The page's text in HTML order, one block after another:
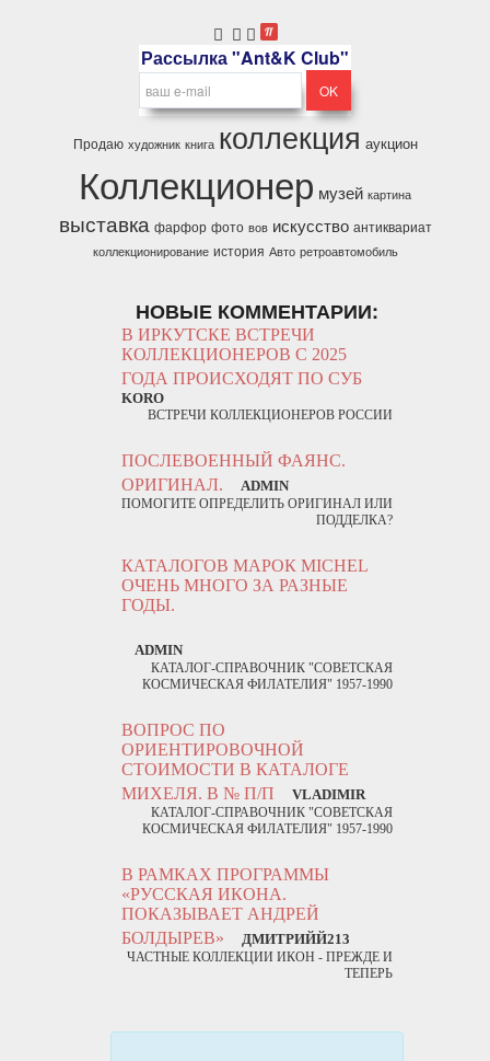
Рассылка "Ant&K Club"
Продаю художник книга коллекция аукцион
Коллекционер музей картина
выставка фарфор фото вов искусство антиквариат
коллекционирование история Авто ретроавтомобиль
НОВЫЕ КОММЕНТАРИИ:
В ИРКУТСКЕ ВСТРЕЧИ
КОЛЛЕКЦИОНЕРОВ С 2025
ГОДА ПРОИСХОДЯТ ПО СУБ
KORO
ВСТРЕЧИ КОЛЛЕКЦИОНЕРОВ РОССИИ
ПОСЛЕВОЕННЫЙ ФАЯНС.
ОРИГИНАЛ.
ADMIN
ПОМОГИТЕ ОПРЕДЕЛИТЬ ОРИГИНАЛ ИЛИ
ПОДДЕЛКА?
КАТАЛОГОВ МАРОК MICHEL
ОЧЕНЬ МНОГО ЗА РАЗНЫЕ
ГОДЫ.
ADMIN
КАТАЛОГ-СПРАВОЧНИК "СОВЕТСКАЯ
КОСМИЧЕСКАЯ ФИЛАТЕЛИЯ" 1957-1990
ВОПРОС ПО
ОРИЕНТИРОВОЧНОЙ
СТОИМОСТИ В КАТАЛОГЕ
МИХЕЛЯ. В № П/П
VLADIMIR
КАТАЛОГ-СПРАВОЧНИК "СОВЕТСКАЯ
КОСМИЧЕСКАЯ ФИЛАТЕЛИЯ" 1957-1990
В РАМКАХ ПРОГРАММЫ
«РУССКАЯ ИКОНА.
ПОКАЗЫВАЕТ АНДРЕЙ
БОЛДЫРЕВ»
ДМИТРИЙЙ213
ЧАСТНЫЕ КОЛЛЕКЦИИ ИКОН - ПРЕЖДЕ И
ТЕПЕРЬ